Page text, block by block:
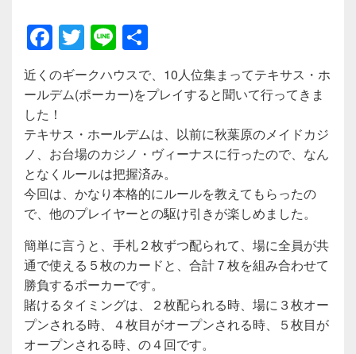
F
a
c
e
b
o
o
k
T
wi
tt
er
Li
n
e
有
近くのギークハウスで、10人位集まってテキサス・ホ
ールデム(ポーカー)をプレイすると聞いて行ってきま
した！
テキサス・ホールデムは、以前に秋葉原のメイドカジ
ノ、お台場のカジノ・ヴィーナスに行ったので、なん
となくルールは把握済み。
今回は、かなり本格的にルールを教えてもらったの
で、他のプレイヤーとの駆け引きが楽しめました。
簡単に言うと、手札２枚ずつ配られて、場に全員が共
通で使える５枚のカードと、合計７枚を組み合わせて
勝負するポーカーです。
賭けるタイミングは、２枚配られる時、場に３枚オー
プンされる時、４枚目がオープンされる時、５枚目が
オープンされる時、の４回です。